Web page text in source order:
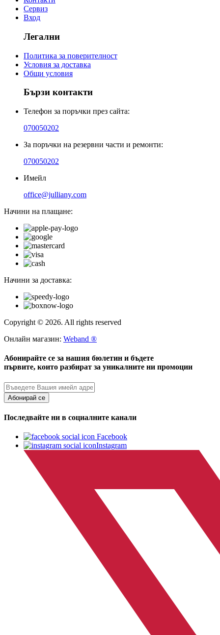
Сервиз
Вход
Легални
Политика за поверителност
Условия за доставка
Общи условия
Бързи контакти
Телефон за поръчки през сайта:
070050202
За поръчки на резервни части и ремонти:
070050202
Имейл
office@julliany.com
Начини на плащане:
Начини за доставка:
Copyright © 2026. All rights reserved
Онлайн магазин: Weband ®
Абонирайте се за нашия бюлетин и бъдете
първите, които разбират за уникалните ни промоции
Абонирай се
Последвайте ни в социалните канали
Facebook
Instagram